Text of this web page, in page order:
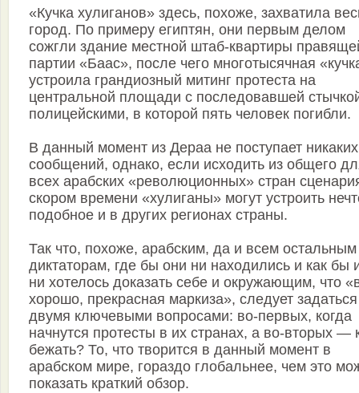
«Кучка хулиганов» здесь, похоже, захватила
город. По примеру египтян, они первым делом
сожгли здание местной штаб-квартиры
партии «Баас», после чего многотысячная
устроила грандиозный митинг протеста на
центральной площади с последовавшей
полицейскими, в которой пять человек погибли.
В данный момент из Дераа не поступает никаких
сообщений, однако, если исходить из общего
всех арабских «революционных» стран
скором времени «хулиганы» могут устроить
подобное и в других регионах страны.
Так что, похоже, арабским, да и всем остальным
диктаторам, где бы они ни находились и как бы
ни хотелось доказать себе и окружающим, что
хорошо, прекрасная маркиза», следует задаться
двумя ключевыми вопросами: во-первых, когда
начнутся протесты в их странах, а во-вторых —
бежать? То, что творится в данный момент в
арабском мире, гораздо глобальнее, чем это
показать краткий обзор.